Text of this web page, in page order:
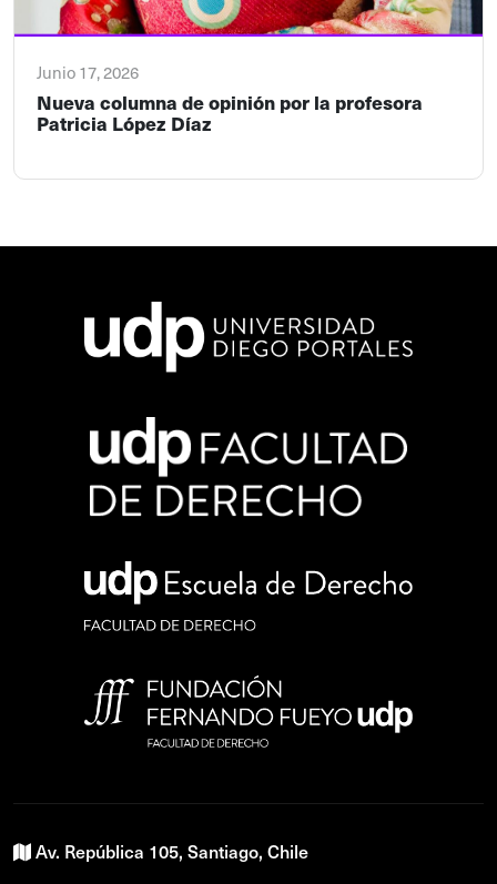
Junio 17, 2026
Nueva columna de opinión por la profesora
Patricia López Díaz
Av. República 105, Santiago, Chile